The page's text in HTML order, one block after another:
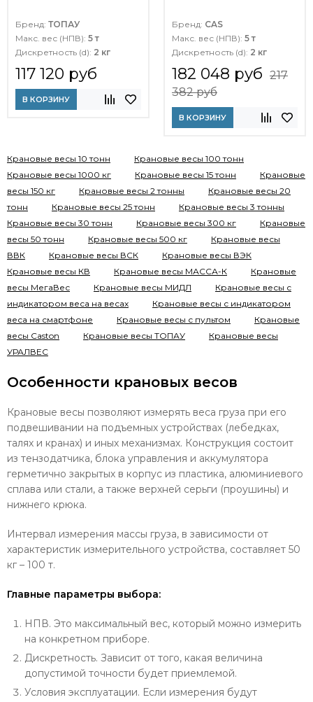
Бренд: ТОПАУ
Макс. вес (НПВ): 5 т
Дискретность (d): 2 кг
117 120 руб
В КОРЗИНУ
Бренд: CAS
Макс. вес (НПВ): 5 т
Дискретность (d): 2 кг
182 048 руб 217
382 руб
В КОРЗИНУ
Крановые весы 10 тонн
Крановые весы 100 тонн
Крановые весы 1000 кг
Крановые весы 15 тонн
Крановые
весы 150 кг
Крановые весы 2 тонны
Крановые весы 20
тонн
Крановые весы 25 тонн
Крановые весы 3 тонны
Крановые весы 30 тонн
Крановые весы 300 кг
Крановые
весы 50 тонн
Крановые весы 500 кг
Крановые весы
ВВК
Крановые весы ВСК
Крановые весы ВЭК
Крановые весы КВ
Крановые весы МАССА-К
Крановые
весы МегаВес
Крановые весы МИДЛ
Крановые весы с
индикатором веса на весах
Крановые весы с индикатором
веса на смартфоне
Крановые весы с пультом
Крановые
весы Сaston
Крановые весы ТОПАУ
Крановые весы
УРАЛВЕС
Особенности крановых весов
Крановые весы позволяют измерять веса груза при его
подвешивании на подъемных устройствах (лебедках,
талях и кранах) и иных механизмах. Конструкция состоит
из тензодатчика, блока управления и аккумулятора
герметично закрытых в корпус из пластика, алюминиевого
сплава или стали, а также верхней серьги (проушины) и
нижнего крюка.
Интервал измерения массы груза, в зависимости от
характеристик измерительного устройства, составляет 50
кг – 100 т.
Главные параметры выбора:
НПВ. Это максимальный вес, который можно измерить
на конкретном приборе.
Дискретность. Зависит от того, какая величина
допустимой точности будет приемлемой.
Условия эксплуатации. Если измерения будут